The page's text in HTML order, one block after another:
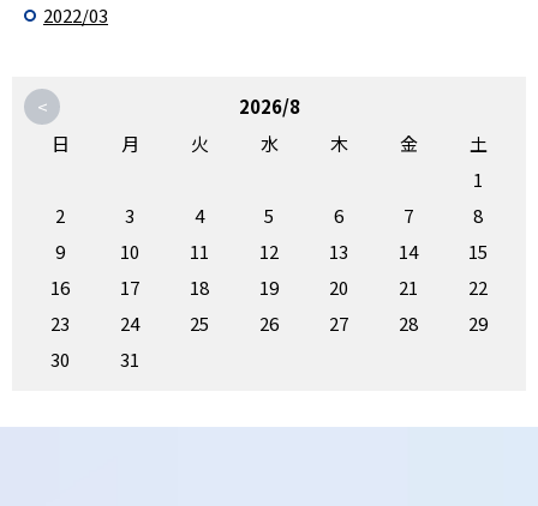
2022/03
<
2026/8
日
月 火 水 木 金
土
1
2
3 4 5 6 7
8
9
10 11 12 13 14
15
16
17 18 19 20 21
22
23
24 25 26 27 28
29
30
31